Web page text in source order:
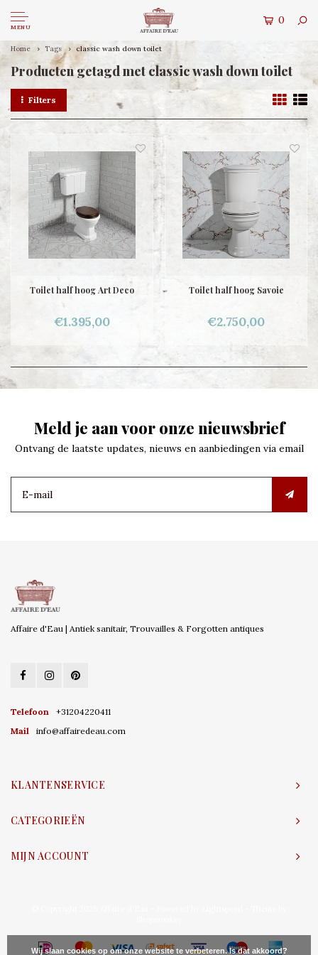
MENU
0
Home Tags classic wash down toilet
Producten getagd met classic wash down toilet
Filters
Toilet half hoog Art Deco
€1.395,00
Toilet half hoog Savoie
€2.750,00
Meld je aan voor onze nieuwsbrief
Ontvang de laatste updates, nieuws en aanbiedingen via email
Affaire d'Eau | Antiek sanitair, Trouvailles & Forgotten antiques
Telefoon
+31204220411
Mail
info@affairedeau.com
KLANTENSERVICE
CATEGORIEËN
MIJN ACCOUNT
Wij slaan cookies op om onze website te verbeteren. Is dat akkoord?